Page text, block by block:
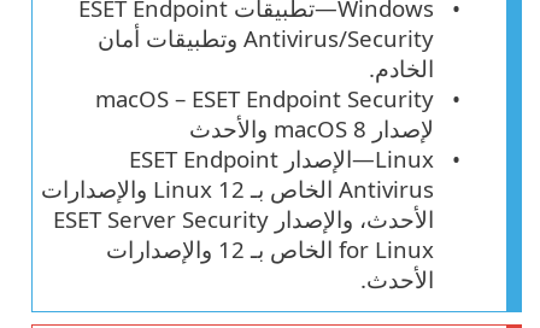
Windows—تطبيقات ESET Endpoint
Antivirus/Security وتطبيقات أمان
الخادم.
macOS – ESET Endpoint Security
لإصدار macOS 8 والأحدث
Linux—الإصدار ESET Endpoint
Antivirus الخاص بـ Linux 12 والإصدارات
الأحدث، والإصدار ESET Server Security
for Linux الخاص بـ 12 والإصدارات
الأحدث.